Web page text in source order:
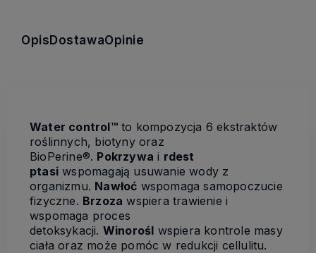
OpisDostawaOpinie
Water control™to kompozycja 6 ekstraktów
roślinnych, biotyny oraz
BioPerine®. Pokrzywa i rdest
ptasi wspomagają usuwanie wody z
organizmu. Nawłoć wspomaga samopoczucie
fizyczne. Brzoza wspiera trawienie i
wspomaga proces
detoksykacji. Winorośl wspiera kontrole masy
ciała oraz może pomóc w redukcji cellulitu.